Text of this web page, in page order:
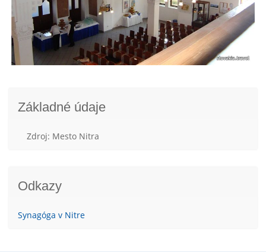
Základné údaje
Zdroj: Mesto Nitra
Odkazy
Synagóga v Nitre